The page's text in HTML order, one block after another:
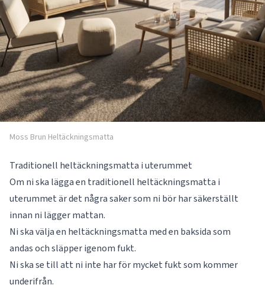
Moss Brun Heltäckningsmatta
Traditionell heltäckningsmatta i uterummet
Om ni ska lägga en traditionell heltäckningsmatta i
uterummet är det några saker som ni bör har säkerställt
innan ni lägger mattan.
Ni ska välja en heltäckningsmatta med en baksida som
andas och släpper igenom fukt.
Ni ska se till att ni inte har för mycket fukt som kommer
underifrån.